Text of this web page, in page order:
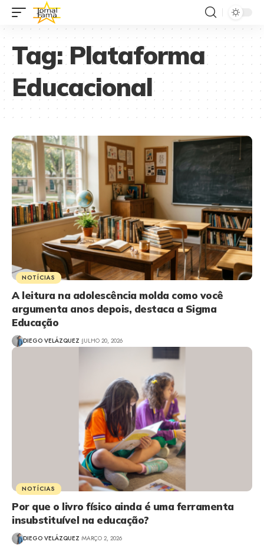
Tag:Plataforma
Educacional
NOTÍCIAS
A leitura na adolescência molda como você
argumenta anos depois, destaca a Sigma
Educação
DIEGO VELÁZQUEZ JULHO 20, 2026
NOTÍCIAS
Por que o livro físico ainda é uma ferramenta
insubstituível na educação?
DIEGO VELÁZQUEZ MARÇO 2, 2026